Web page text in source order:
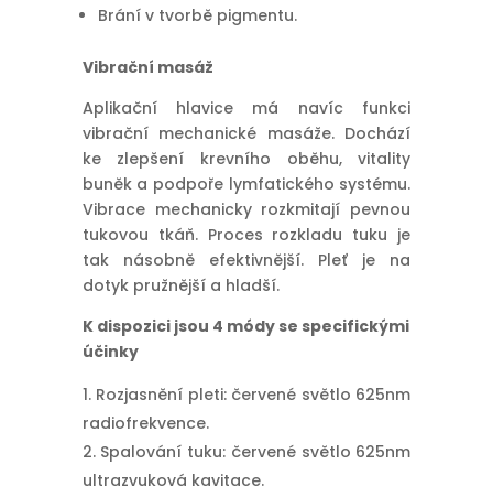
Brání v tvorbě pigmentu.
Vibrační masáž
Aplikační hlavice má navíc funkci
vibrační mechanické masáže. Dochází
ke zlepšení krevního oběhu, vitality
buněk a podpoře lymfatického systému.
Vibrace mechanicky rozkmitají pevnou
tukovou tkáň. Proces rozkladu tuku je
tak násobně efektivnější. Pleť je na
dotyk pružnější a hladší.
K dispozici jsou 4 módy se specifickými
účinky
Rozjasnění pleti: červené světlo 625nm
radiofrekvence.
Spalování tuku: červené světlo 625nm
ultrazvuková kavitace.